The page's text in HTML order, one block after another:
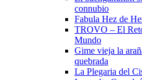
connubio
Fabula Hez de
TROVO – El
Mundo
Gime vieja la
quebrada
La Plegaria del